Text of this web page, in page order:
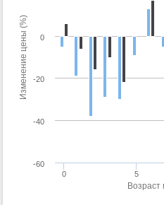
Изменение цены (%)
0 5
-40
-20
0
-60